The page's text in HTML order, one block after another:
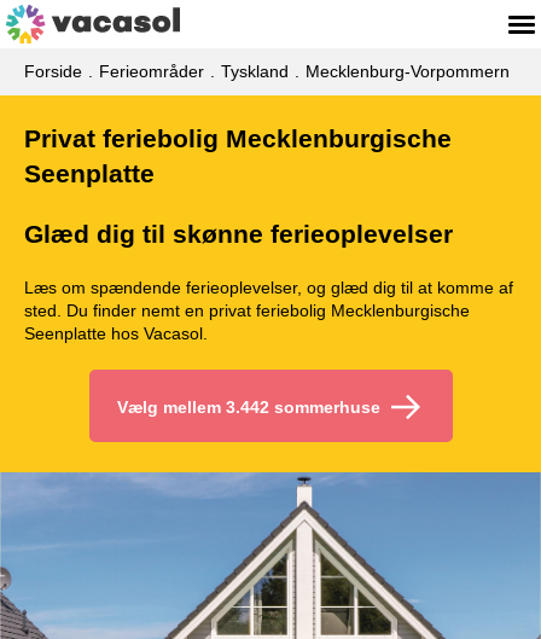
Forside Ferieområder Tyskland Mecklenburg-Vorpommern
Privat feriebolig Mecklenburgische
Seenplatte
Glæd dig til skønne ferieoplevelser
Læs om spændende ferieoplevelser, og glæd dig til at komme af
sted. Du finder nemt en privat feriebolig Mecklenburgische
Seenplatte hos Vacasol.
Vælg mellem 3.442 sommerhuse